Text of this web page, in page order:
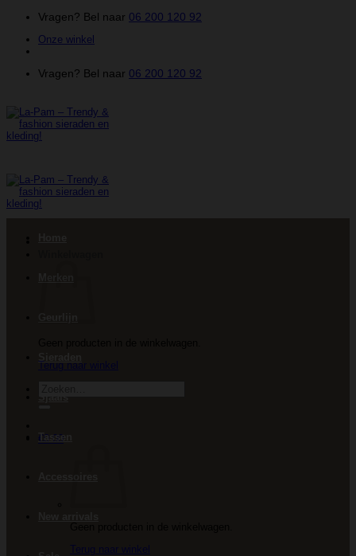
inhoud
Vragen? Bel naar 06 200 120 92
Onze winkel
Vragen? Bel naar 06 200 120 92
Terug naar winkel
€0.00
Tassen